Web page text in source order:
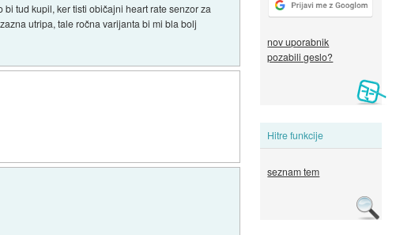
nov uporabnik
pozabili geslo?
Hitre funkcije
seznam tem
tud kupil, ker tisti običajni heart rate senzor za
utripa, tale ročna varijanta bi mi bla bolj